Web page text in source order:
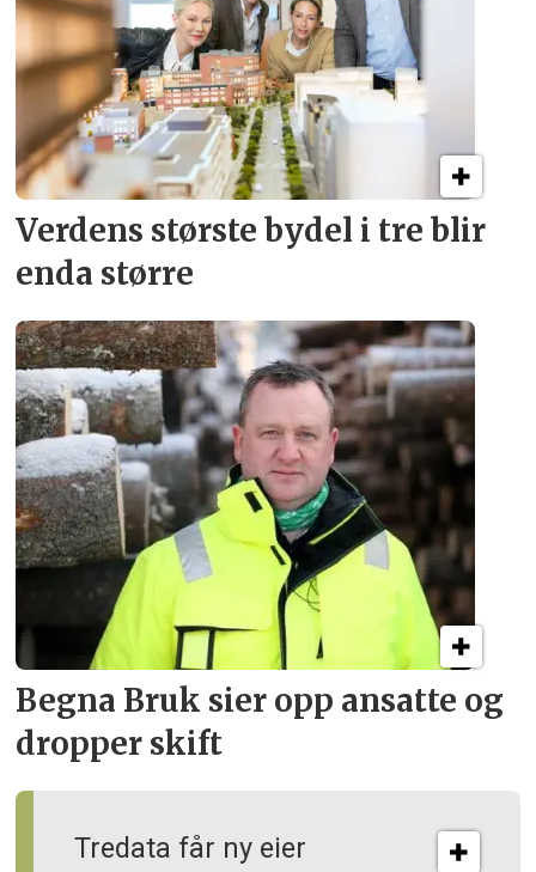
Verdens største bydel i tre blir
enda større
Tredata får ny eier
Begna Bruk sier opp ansatte og
dropper skift